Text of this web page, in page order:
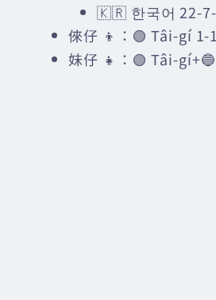
🇰🇷 한국어 22-
倈仔 👦：🟢 Tâi-gí 1-
妹仔 👧：🟢 Tâi-